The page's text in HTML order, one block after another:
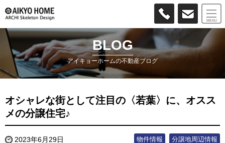
BLOG
アイキョーホームの不動産ブログ
オシャレな街として注目の〈若葉〉に、オスス
メの分譲住宅♪
2023年6月29日 物件情報 分譲地周辺情報
MENU